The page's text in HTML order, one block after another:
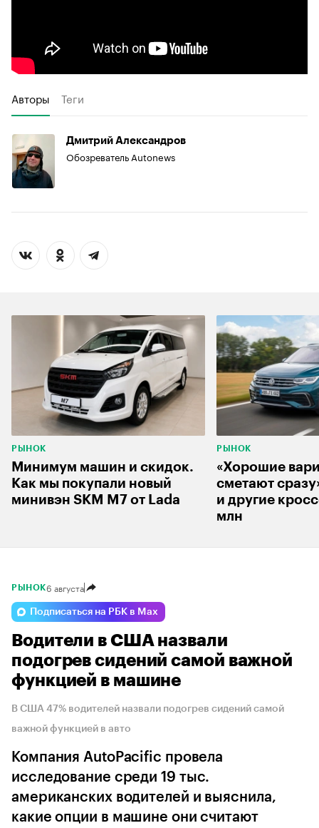
Авторы Теги
Дмитрий Александров
Обозреватель Autonews
РЫНОК
Минимум машин и скидок.
Как мы покупали новый
минивэн SKM M7 от Lada
РЫНОК
«Хорошие
сметают
и другие
млн
РЫНОК6 августа
Подписаться на РБК в Max
Водители в США назвали
подогрев сидений самой важной
функцией в машине
В США 47% водителей назвали подогрев сидений самой
важной функцией в авто
Компания AutoPacific провела
исследование среди 19 тыс.
американских водителей и выяснила,
какие опции в машине они считают